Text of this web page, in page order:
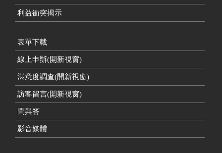
利益衝突揭示
表單下載
線上申辦(開新視窗)
滿意度調查(開新視窗)
訪客留言(開新視窗)
問與答
影音媒體